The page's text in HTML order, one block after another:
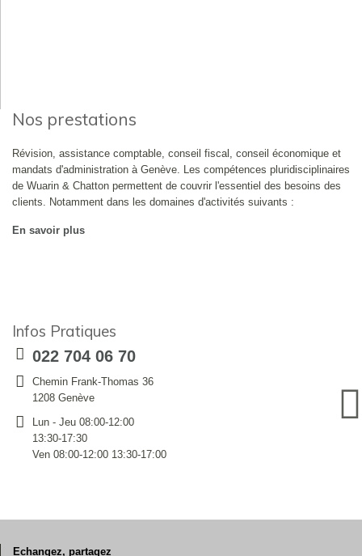
Nos prestations
Révision, assistance comptable, conseil fiscal, conseil économique et
mandats d'administration à Genève. Les compétences pluridisciplinaires
de Wuarin & Chatton permettent de couvrir l'essentiel des besoins des
clients. Notamment dans les domaines d'activités suivants :
En savoir plus
Infos Pratiques
022 704 06 70
Chemin Frank-Thomas 36
1208 Genève
Lun - Jeu 08:00-12:00
13:30-17:30
Ven 08:00-12:00 13:30-17:00
Echangez, partagez